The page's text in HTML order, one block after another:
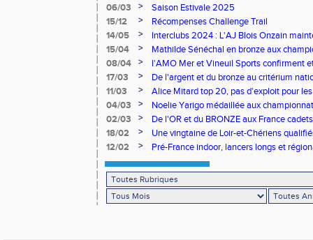
06/03
>
Saison Estivale 2025
15/12
>
Récompenses Challenge Trail
14/05
>
Interclubs 2024 : L'AJ Blois Onzain
Romorantin en N2B
15/04 >
Mathilde Sénéchal en bronze aux
08/04
>
l'AMO Mer et Vineuil Sports confirment
benjamins
17/03 >
De l'argent et du bronze au critérium
11/03
>
Alice Mitard top 20, pas d'exploit pour
04/03
>
Noelie Yarigo médaillée aux
02/03
>
De l'OR et du BRONZE aux France
18/02
>
Une vingtaine de Loir-et-Chériens
12/02
> Pré-France indoor, lancers longs et